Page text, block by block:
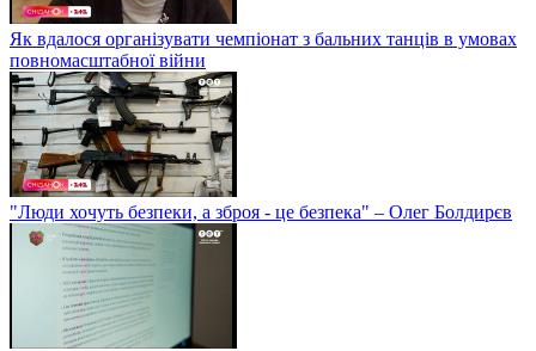
Як вдалося організувати чемпіонат з бальних танців в умовах
повномасштабної війни
"Люди хочуть безпеки, а зброя - це безпека" – Олег Болдирєв